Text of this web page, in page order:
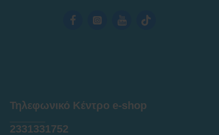
Τηλεφωνικό Κέντρο e-shop
2331331752